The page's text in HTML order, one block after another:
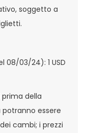
soggetto a
08/03/24): 1 USD
della
potranno essere
cambi; i prezzi